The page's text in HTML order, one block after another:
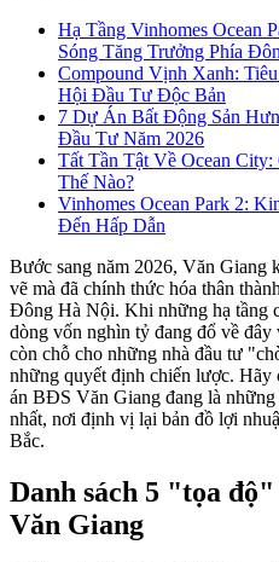
Hạ Tầng Vinhomes Ocean
Sóng Tăng Trưởng Phía
Compound Vịnh Xanh:
Hội Đầu Tư Độc Bản
7 Dự Án Bất Động Sản
Đầu Tư Năm 2026
Tất Tần Tật Về Ocean
Thế Nào?
Vinhomes Ocean Park 2:
Đến Hấp Dẫn
Bước sang năm 2026, Văn Giang
vẽ mà đã chính thức hóa thân
Đông Hà Nội. Khi những hạ tầng
dòng vốn nghìn tỷ đang đổ về
còn chỗ cho những nhà đầu tư
những quyết định chiến lược.
án BĐS Văn Giang đang là
nhất, nơi định vị lại bản đồ lợi
Bắc.
Danh sách 5 "tọa
Văn Giang